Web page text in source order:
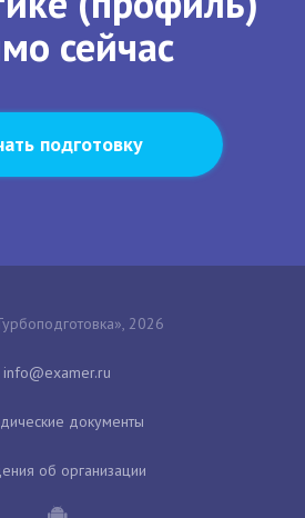
сейчас
подготовку
2026
документы
об организации